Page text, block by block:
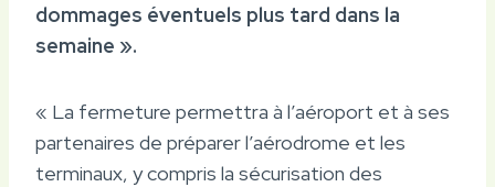
dommages éventuels plus tard dans la
semaine ».
« La fermeture permettra à l’aéroport et à ses
partenaires de préparer l’aérodrome et les
terminaux, y compris la sécurisation des